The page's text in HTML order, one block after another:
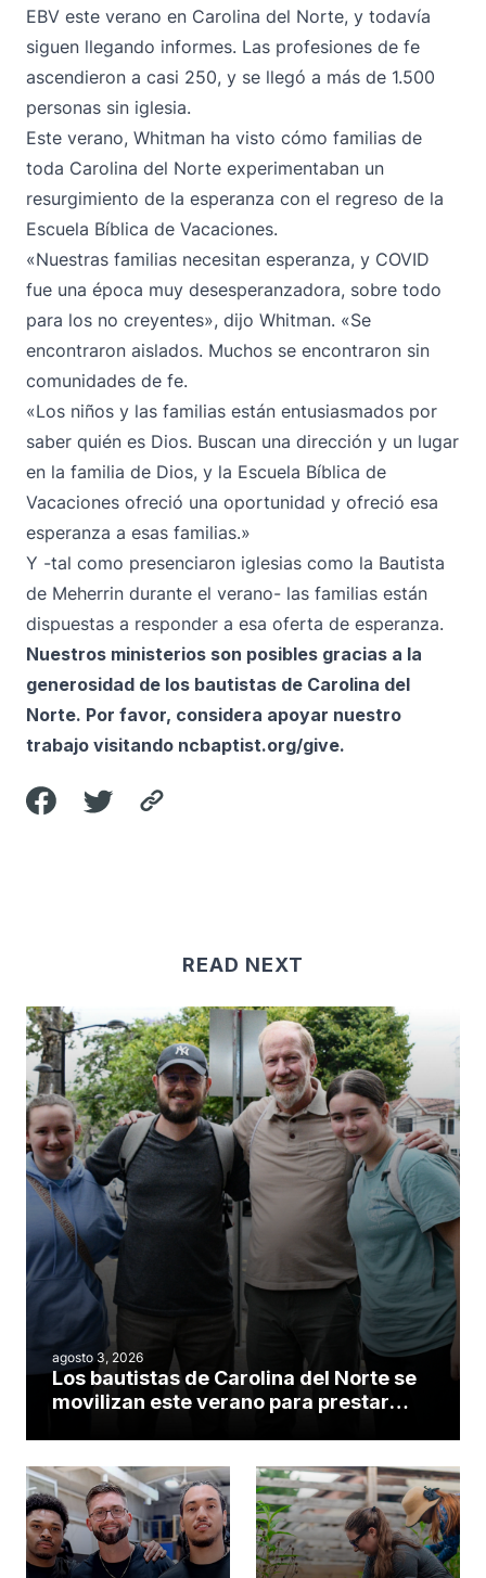
EBV este verano en Carolina del Norte, y todavía
siguen llegando informes. Las profesiones de fe
ascendieron a casi 250, y se llegó a más de 1.500
personas sin iglesia.
Este verano, Whitman ha visto cómo familias de
toda Carolina del Norte experimentaban un
resurgimiento de la esperanza con el regreso de la
Escuela Bíblica de Vacaciones.
«Nuestras familias necesitan esperanza, y COVID
fue una época muy desesperanzadora, sobre todo
para los no creyentes», dijo Whitman. «Se
encontraron aislados. Muchos se encontraron sin
comunidades de fe.
«Los niños y las familias están entusiasmados por
saber quién es Dios. Buscan una dirección y un lugar
en la familia de Dios, y la Escuela Bíblica de
Vacaciones ofreció una oportunidad y ofreció esa
esperanza a esas familias.»
Y -tal como presenciaron iglesias como la Bautista
de Meherrin durante el verano- las familias están
dispuestas a responder a esa oferta de esperanza.
Nuestros ministerios son posibles gracias a la
generosidad de los bautistas de Carolina del
Norte. Por favor, considera apoyar nuestro
trabajo visitando ncbaptist.org/give.
READ NEXT
agosto 3, 2026
Los bautistas de Carolina del Norte se
movilizan este verano para prestar